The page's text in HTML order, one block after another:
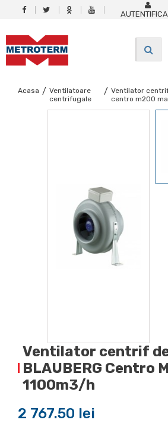
Acasa / Ventilatoare
centrifugale
/ Ventilator
centro m200
Ventilator centrif
BLAUBERG Centro
1100m3/h
2 767.50 lei